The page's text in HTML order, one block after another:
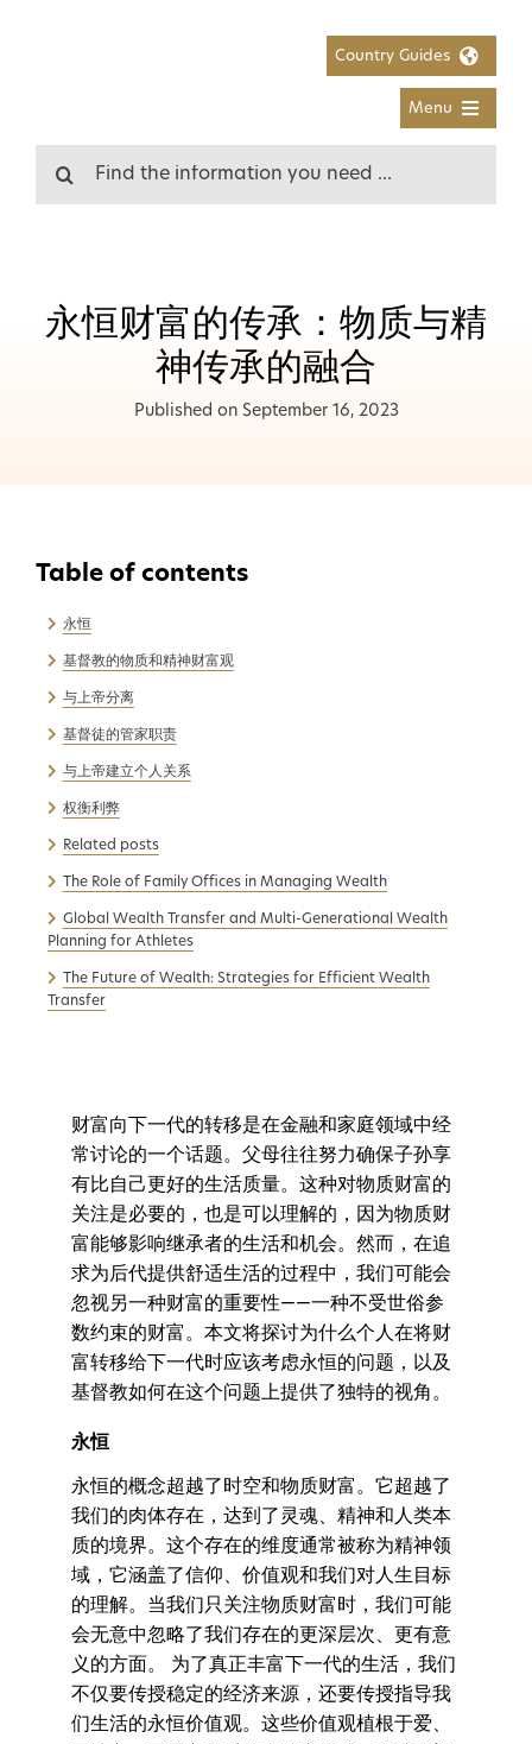
for:
Country Guides
Menu
永恒财富的传承：物质与精
神传承的融合
Published on September 16, 2023
永恒
基督教的物质和精神财富观
与上帝分离
基督徒的管家职责
与上帝建立个人关系
权衡利弊
Related posts
The Role of Family Offices in Managing Wealth
Global Wealth Transfer and Multi-Generational Wealth
Planning for Athletes
The Future of Wealth: Strategies for Efficient Wealth
Transfer
财富向下一代的转移是在金融和家庭领域中经
常讨论的一个话题。父母往往努力确保子孙享
有比自己更好的生活质量。这种对物质财富的
关注是必要的，也是可以理解的，因为物质财
富能够影响继承者的生活和机会。然而，在追
求为后代提供舒适生活的过程中，我们可能会
忽视另一种财富的重要性——一种不受世俗参
数约束的财富。本文将探讨为什么个人在将财
富转移给下一代时应该考虑永恒的问题，以及
基督教如何在这个问题上提供了独特的视角。
永恒
永恒的概念超越了时空和物质财富。它超越了
我们的肉体存在，达到了灵魂、精神和人类本
质的境界。这个存在的维度通常被称为精神领
域，它涵盖了信仰、价值观和我们对人生目标
的理解。当我们只关注物质财富时，我们可能
会无意中忽略了我们存在的更深层次、更有意
义的方面。 为了真正丰富下一代的生活，我们
不仅要传授稳定的经济来源，还要传授指导我
们生活的永恒价值观。这些价值观植根于爱、